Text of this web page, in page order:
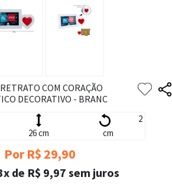
COM CORAÇÃO
DECORATIVO - BRANC
26 cm
2
cm
Por R$ 29,90
de R$ 9,97 sem juros